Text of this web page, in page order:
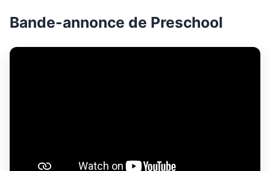
Bande-annonce de Preschool